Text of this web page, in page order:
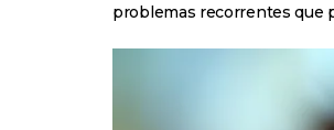
problemas recorrentes que